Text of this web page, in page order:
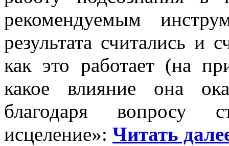
рекомендуемым
результата считались и
как это работает (на
какое влияние она
благодаря вопросу
исцеление»: Читать